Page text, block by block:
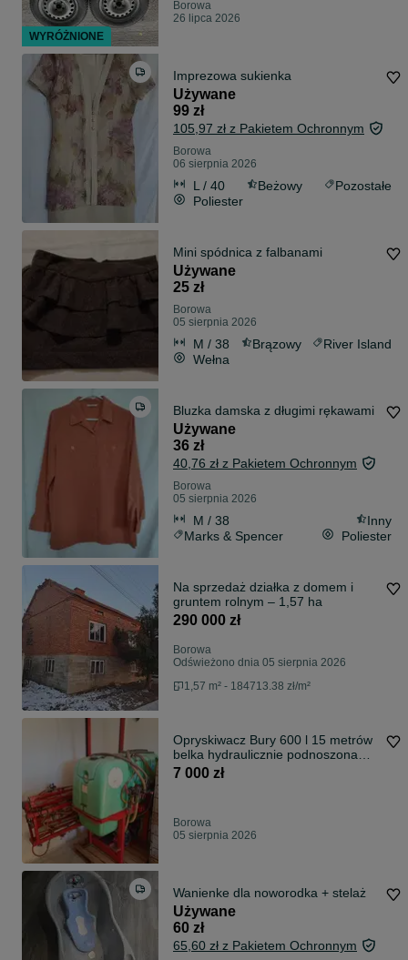
Borowa
26 lipca 2026
Imprezowa sukienka
Używane
99 zł
105,97 zł z Pakietem Ochronnym
Borowa
06 sierpnia 2026
L / 40 Beżowy
Pozostałe
Poliester
Mini spódnica z falbanami
Używane
25 zł
Borowa
05 sierpnia 2026
M / 38 Brązowy
River Island
Wełna
Bluzka damska z długimi rękawami
Używane
36 zł
40,76 zł z Pakietem Ochronnym
Borowa
05 sierpnia 2026
M / 38
Inny
Marks & Spencer
Poliester
Na sprzedaż działka z domem i
gruntem rolnym – 1,57 ha
290 000 zł
Borowa
Odświeżono dnia 05 sierpnia 2026
1,57 m² - 184713.38 zł/m²
Opryskiwacz Bury 600 l 15 metrów
belka hydraulicznie podnoszona
ATEST
7 000 zł
Borowa
05 sierpnia 2026
Wanienke dla noworodka + stelaż
Używane
60 zł
65,60 zł z Pakietem Ochronnym
WYRÓŻNIONE